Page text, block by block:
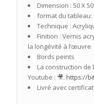
Dimension : 50 X
format du tableau:
Technique :
Finition : Vernis
la longévité à l’œuvre
Bords peints
La construction de
Youtube : 🎥: https://
Livré avec